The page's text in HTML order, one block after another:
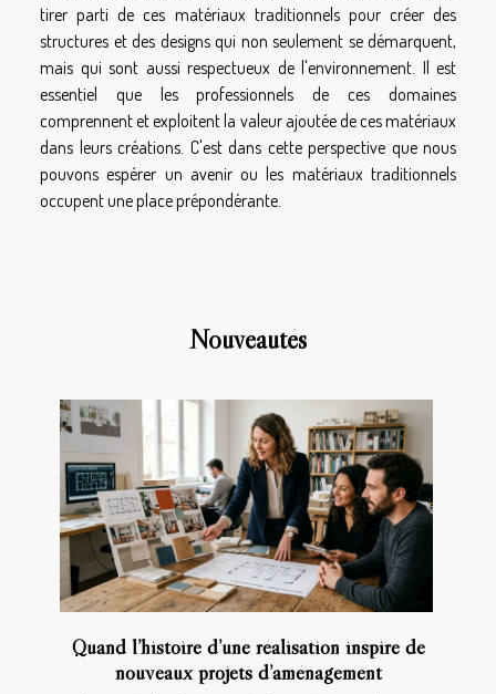
tirer parti de ces matériaux traditionnels pour créer des
structures et des designs qui non seulement se démarquent,
mais qui sont aussi respectueux de l'environnement. Il est
essentiel que les professionnels de ces domaines
comprennent et exploitent la valeur ajoutée de ces matériaux
dans leurs créations. C'est dans cette perspective que nous
pouvons espérer un avenir ou les matériaux traditionnels
occupent une place prépondérante.
Nouveautés
Quand l’histoire d’une réalisation inspire de
nouveaux projets d’aménagement